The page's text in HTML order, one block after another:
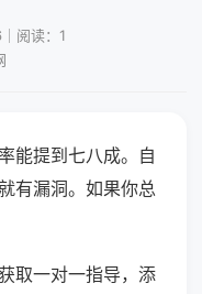
阅读：1
能提到七八成。自
有漏洞。如果你总
取一对一指导，添